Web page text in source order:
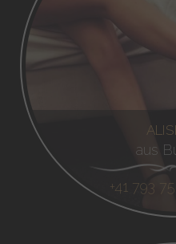
aus
+41 793